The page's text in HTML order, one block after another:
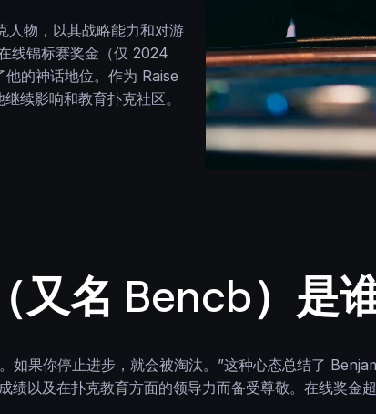
人物，以其战略能力和对游
线锦标赛奖金（仅 2024
的神话地位。作为 Raise
续影响和教育扑克社区。
又名 Bencb）是
如果你停止进步，就会被淘汰。”这种心态总结了
成绩以及在扑克教育方面的领导力而备受尊敬。在线奖金